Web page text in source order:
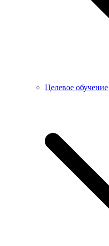
Целевое обучение